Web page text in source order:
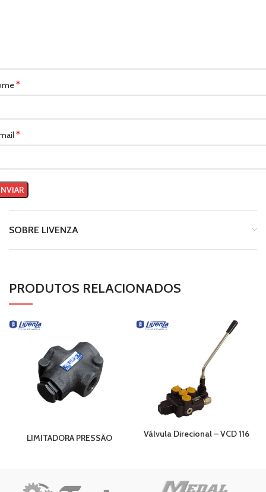
*
*
SOBRE LIVENZA
PRODUTOS RELACIONADOS
LIMITADORA PRESSÃO Válvula Direcional – VCD 116